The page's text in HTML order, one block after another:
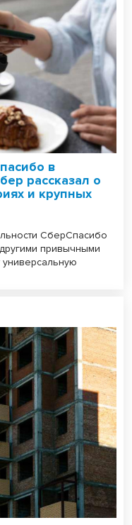
в
рассказал о
и крупных
СберСпасибо
привычными